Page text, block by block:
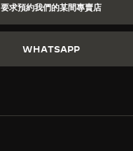
要求預約我們的某間專賣店
WHATSAPP